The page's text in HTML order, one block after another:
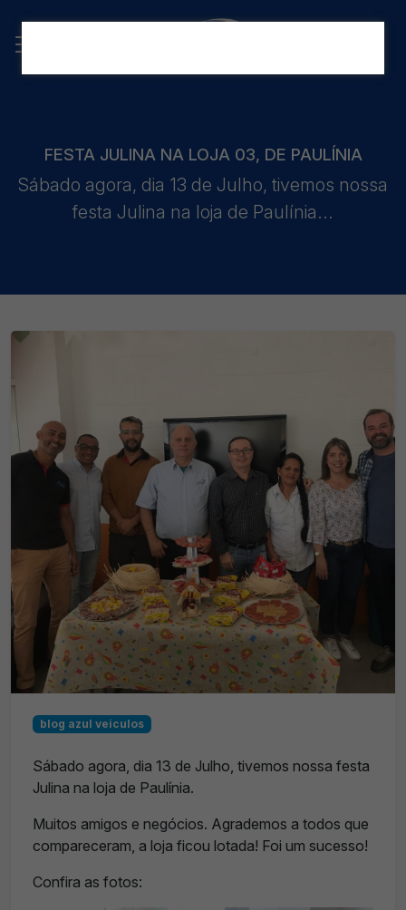
FESTA JULINA NA LOJA 03, DE PAULÍNIA
Sábado agora, dia 13 de Julho, tivemos nossa
festa Julina na loja de Paulínia...
blog azul veiculos
Sábado agora, dia 13 de Julho, tivemos nossa festa
Julina na loja de Paulínia.
Muitos amigos e negócios. Agrademos a todos que
compareceram, a loja ficou lotada! Foi um sucesso!
Confira as fotos: